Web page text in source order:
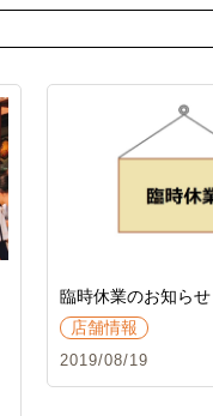
臨時休業のお知らせ
店舗情報
2019/08/19